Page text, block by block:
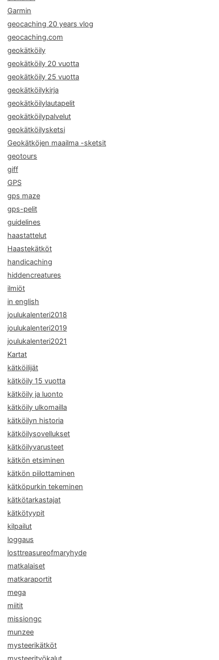
Garmin
geocaching 20 years vlog
geocaching.com
geokätköily
geokätköily 20 vuotta
geokätköily 25 vuotta
geokätköilykirja
geokätköilylautapelit
geokätköilypalvelut
geokätköilysketsi
Geokätköjen maailma -sketsit
geotours
giff
GPS
gps maze
gps-pelit
guidelines
haastattelut
Haastekätköt
handicaching
hiddencreatures
ilmiöt
in english
joulukalenteri2018
joulukalenteri2019
joulukalenteri2021
Kartat
kätköilijät
kätköily 15 vuotta
kätköily ja luonto
kätköily ulkomailla
kätköilyn historia
kätköilysovellukset
kätköilyvarusteet
kätkön etsiminen
kätkön piilottaminen
kätköpurkin tekeminen
kätkötarkastajat
kätkötyypit
kilpailut
loggaus
losttreasureofmaryhyde
matkalaiset
matkaraportit
mega
miitit
missiongc
munzee
mysteerikätköt